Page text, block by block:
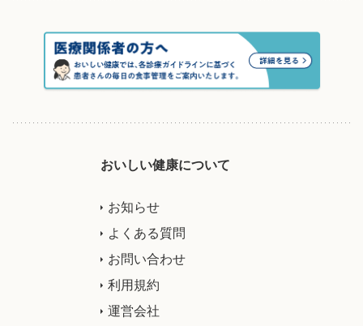
おいしい健康について
お知らせ
よくある質問
お問い合わせ
利用規約
運営会社